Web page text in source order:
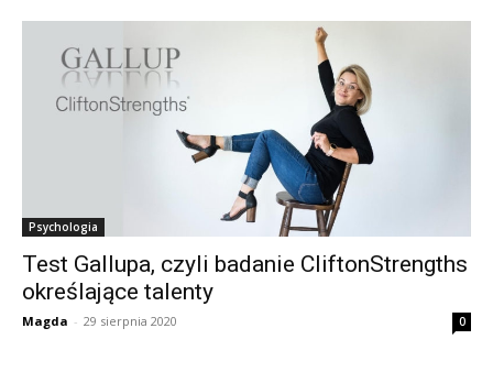
Psychologia
Test Gallupa, czyli badanie CliftonStrengths
określające talenty
Magda - 29 sierpnia 2020 0